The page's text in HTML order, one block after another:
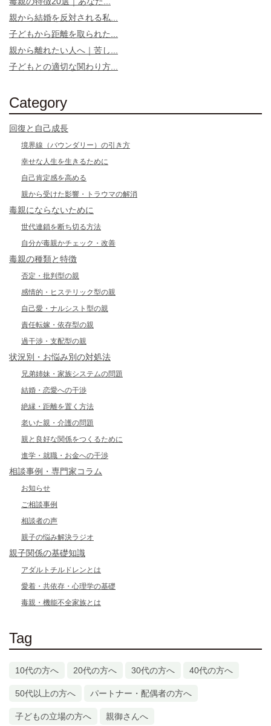
親から結婚を反対される私...
子どもから距離を取られた...
親から離れたい人へ｜苦し...
子どもとの適切な関わり方...
Category
回復と自己成長
境界線（バウンダリー）の引き方
幸せな人生を生きるために
自己肯定感を高める
親から受けた影響・トラウマの解消
毒親にならないために
世代連鎖を断ち切る方法
自分が毒親かチェック・改善
毒親の種類と特徴
否定・批判型の親
感情的・ヒステリック型の親
自己愛・ナルシスト型の親
責任転嫁・依存型の親
過干渉・支配型の親
状況別・お悩み別の対処法
兄弟姉妹・家族システムの問題
結婚・恋愛への干渉
絶縁・距離を置く方法
老いた親・介護の問題
親と良好な関係をつくるために
進学・就職・お金への干渉
相談事例・専門家コラム
お知らせ
ご相談事例
相談者の声
親子の悩み解決ラジオ
親子関係の基礎知識
アダルトチルドレンとは
愛着・共依存・心理学の基礎
毒親・機能不全家族とは
Tag
10代の方へ 20代の方へ 30代の方へ 40代の方へ
50代以上の方へ パートナー・配偶者の方へ
子どもの立場の方へ 親御さんへ